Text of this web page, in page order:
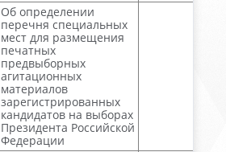
Об определении
перечня специальных
мест для размещения
печатных
предвыборных
агитационных
материалов
зарегистрированных
кандидатов на выборах
Президента Российской
Федерации